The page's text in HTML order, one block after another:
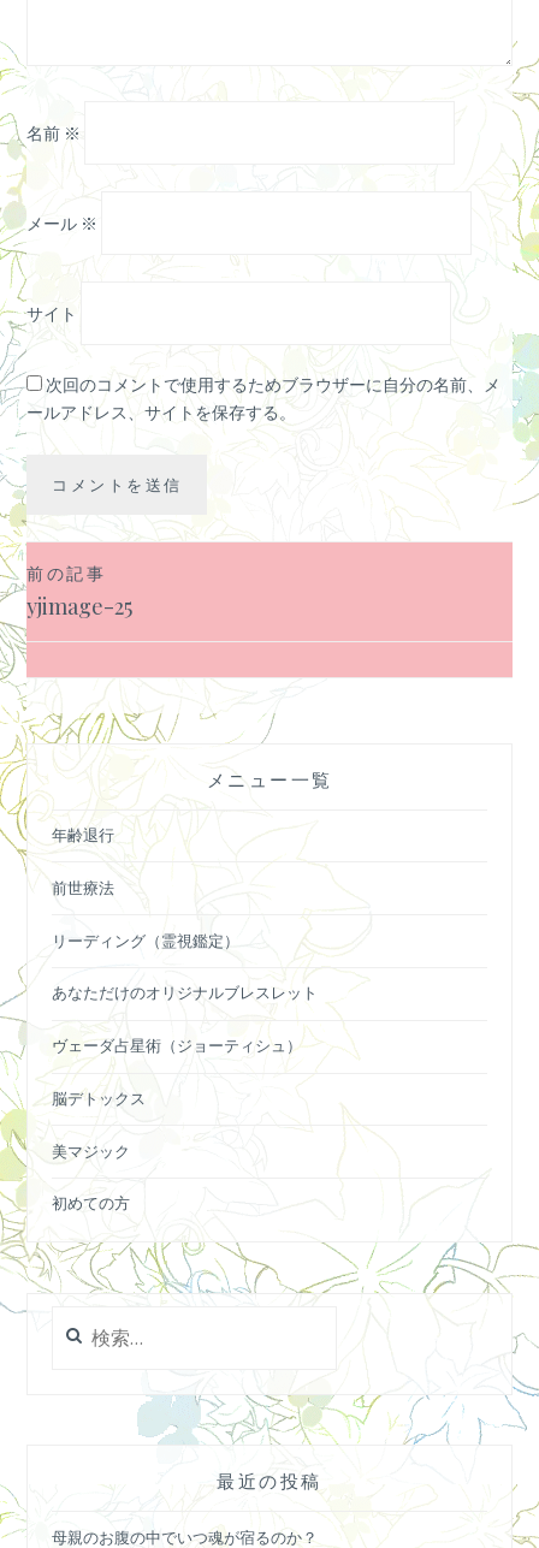
名前 ※
メール ※
サイト
次回のコメントで使用するためブラウザーに自分の名前、メ
ールアドレス、サイトを保存する。
投
稿
ナ
ビ
ゲ
ー
シ
ョ
ン
前の記事
yjimage-25
メニュー一覧
年齢退行
前世療法
リーディング（霊視鑑定）
あなただけのオリジナルブレスレット
ヴェーダ占星術（ジョーティシュ）
脳デトックス
美マジック
初めての方
索:
最近の投稿
母親のお腹の中でいつ魂が宿るのか？